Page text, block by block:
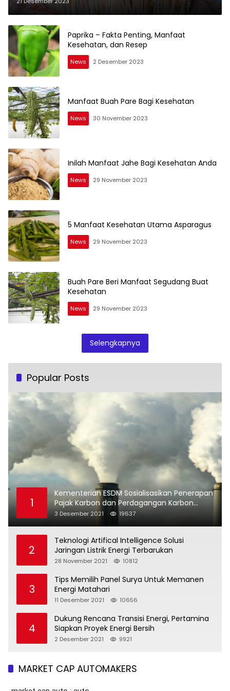
Paprika – Fakta Penting, Manfaat
Kesehatan, dan Resep
News 2 Desember 2023
Manfaat Buah Pare Bagi Kesehatan
News 30 November 2023
Inilah Manfaat Jahe Bagi Kesehatan Anda
News 29 November 2023
5 Manfaat Kesehatan Utama Asparagus
News 29 November 2023
Buah Pare Beri Manfaat Segudang Buat
Kesehatan
News 29 November 2023
Selengkapnya
Popular Posts
1
Kementerian ESDM Sosialisasikan Penerapan
Pajak Karbon dan Perdagangan Karbon
Bidang Ketenagalistrikan
3 Desember 2021 19637
2
Teknologi Artifical Intelligence Solusi
Jaringan Listrik Energi Terbarukan
28 November 2021 10812
3
Tips Memilih Panel Surya Untuk Memanen
Energi Matahari
11 Desember 2021 10656
4
Dukung Rencana Transisi Energi, Pertamina
Siapkan Proyek Energi Bersih
2 Desember 2021 9921
MARKET CAP AUTOMAKERS